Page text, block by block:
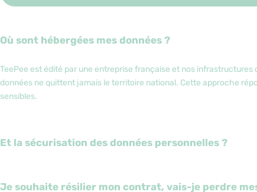
Où sont hébergées mes données ?
TeePee est édité par une entreprise française et nos
données ne quittent jamais le territoire national. Cette approche
sensibles.
Et la sécurisation des données personnelles ?
Je souhaite résilier mon contrat, vais-je perdre